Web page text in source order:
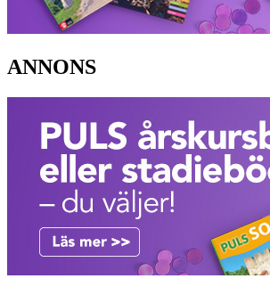
ANNONS